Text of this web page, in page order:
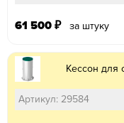
61 500 ₽ за штуку
Кессон для
Артикул: 29584